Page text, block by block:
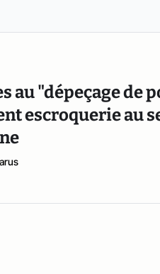
au "dépeçage de
escroquerie au